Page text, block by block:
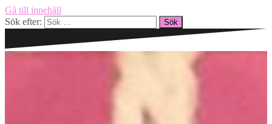
Gå till innehåll
Sök efter: